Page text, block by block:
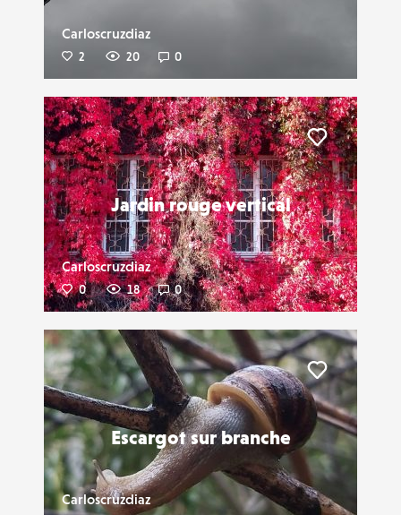
Carloscruzdiaz
2 20 0
Jardin rouge vertical
Carloscruzdiaz
0 18 0
Liker
Escargot sur branche
Carloscruzdiaz
Liker